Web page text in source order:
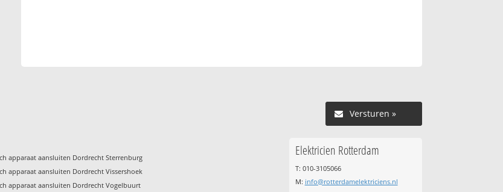
Versturen »
apparaat aansluiten Dordrecht Sterrenburg
apparaat aansluiten Dordrecht Vissershoek
apparaat aansluiten Dordrecht Vogelbuurt
Elektricien Rotterdam
T: 010-3105066
M: info@rotterdamelektriciens.nl